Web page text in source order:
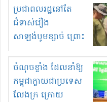
មួយចំនួនទៀត
កំពង់តែគុបគិតគ្នា
ធ្វើសកម្មភាពរកស៊ីនិង
ស្តុកទំនិញគេចពន្ធ?
ប្រជាពលរដ្ឋនៅតែ
ជំទាស់រឿង
សាឡង់បូមខ្សាច់ ព្រោះ
ខ្លាចបាក់ច្រាំងទៀត!
ចំណុចខ្លាំង ដែលនាំឱ្យ
កម្ពុជាក្លាយជាប្រទេស
លែងក្រ ក្រោយ